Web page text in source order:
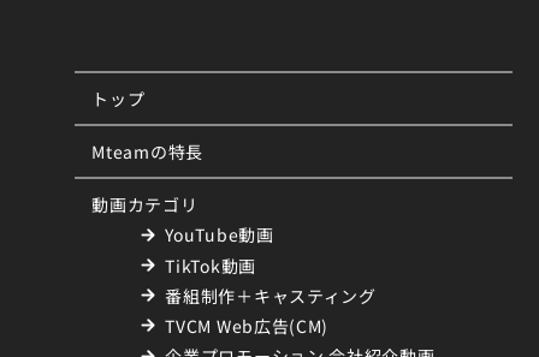
トップ
Mteamの特長
動画カテゴリ
YouTube動画
TikTok動画
番組制作＋キャスティング
TVCM Web広告(CM)